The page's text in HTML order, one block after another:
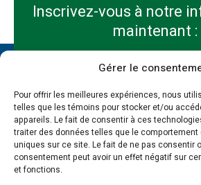
Gérer le
Pour offrir les meilleures expériences, nous
telles que les témoins pour stocker et/ou
appareils. Le fait de consentir à ces
traiter des données telles que le comportement
uniques sur ce site. Le fait de ne pas consentir
consentement peut avoir un effet négatif sur
et fonctions.
Inscrivez-vous à notre
maintenant :
*
Nom
*
*
Entreprise